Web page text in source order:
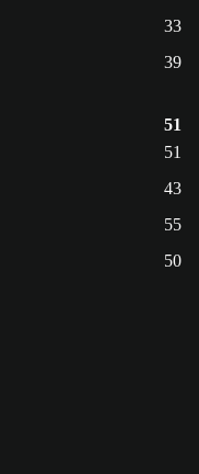
33
39
51
51
43
55
50